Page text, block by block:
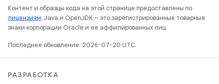
Контент и образцы кода на этой странице предоставлены по
лицензиям. Java и OpenJDK – это зарегистрированные товарные
знаки корпорации Oracle и ее аффилированных лиц.
Последнее обновление: 2026-07-20 UTC.
РАЗРАБОТКА